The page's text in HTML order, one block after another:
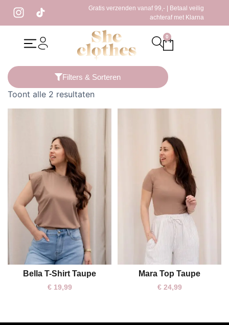
Gratis verzenden vanaf 99,- | Betaal veilig
achteraf met Klarna
0
/ Producten getagged “taupe shirt”
Filters & Sorteren
Toont alle 2 resultaten
One size
Bella T-Shirt Taupe
€19,99
One size
Mara Top Taupe
€24,99